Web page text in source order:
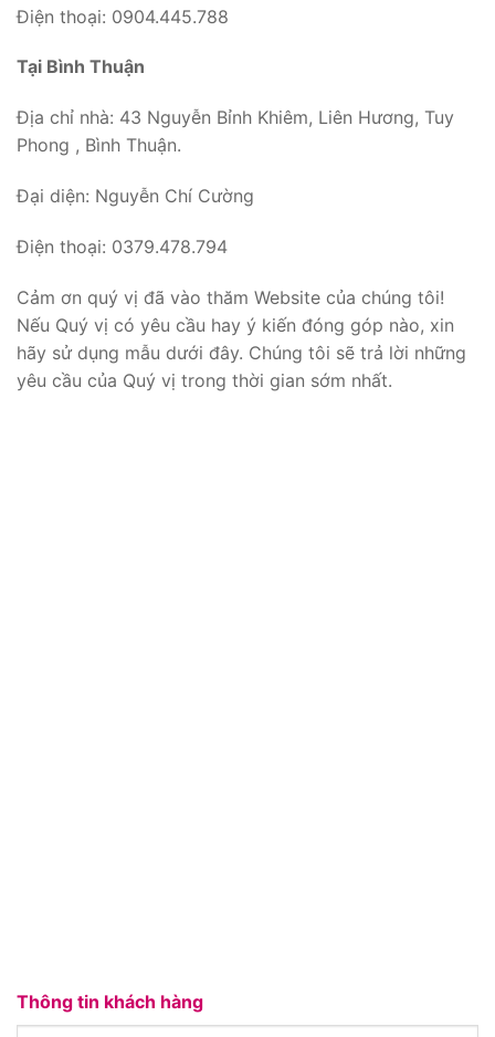
Điện thoại: 0904.445.788
Tại Bình Thuận
Địa chỉ nhà: 43 Nguyễn Bỉnh Khiêm, Liên Hương, Tuy
Phong , Bình Thuận.
Đại diện: Nguyễn Chí Cường
Điện thoại: 0379.478.794
Cảm ơn quý vị đã vào thăm Website của chúng tôi!
Nếu Quý vị có yêu cầu hay ý kiến đóng góp nào, xin
hãy sử dụng mẫu dưới đây. Chúng tôi sẽ trả lời những
yêu cầu của Quý vị trong thời gian sớm nhất.
Thông tin khách hàng